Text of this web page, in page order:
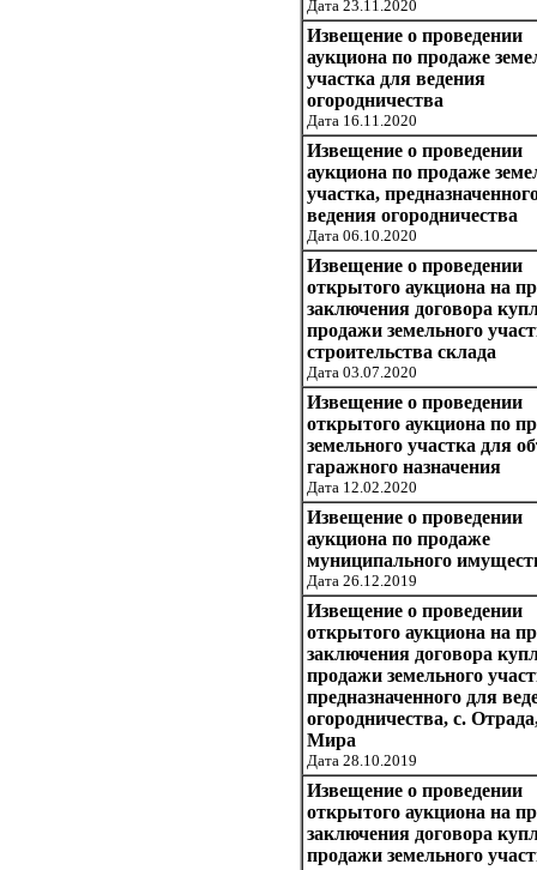
Дата 23.11.2020
Извещение о проведении
аукциона по продаже
участка для ведения
огородничества
Дата 16.11.2020
Извещение о проведении
аукциона по продаже
участка,
ведения огородничества
Дата 06.10.2020
Извещение о проведении
открытого аукциона на
заключения договора
продажи земельного
строительства склада
Дата 03.07.2020
Извещение о проведении
открытого аукциона по
земельного участка для
гаражного назначения
Дата 12.02.2020
Извещение о проведении
аукциона по продаже
муниципального
Дата 26.12.2019
Извещение о проведении
открытого аукциона на
заключения договора
продажи земельного
предназначенного для
огородничества, с.
Мира
Дата 28.10.2019
Извещение о проведении
открытого аукциона на
заключения договора
продажи земельного